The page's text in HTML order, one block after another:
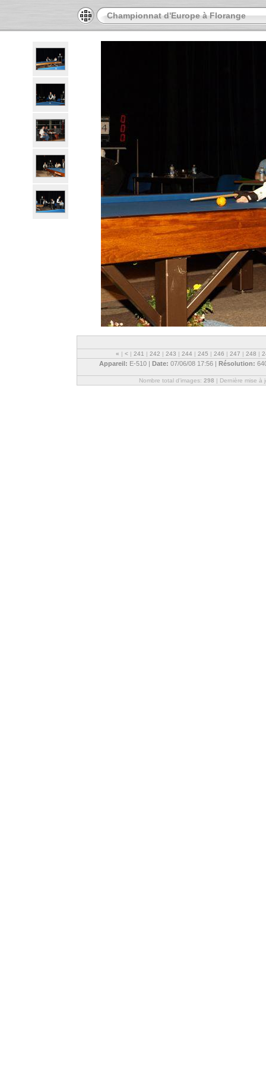
Championnat d'Europe à Florange
« | < | 241 | 242 | 243 | 244 | 245 | 246 | 247 | 248 |
Appareil: E-510 | Date: 07/06/08 17:56 | Résolution:
Nombre total d'images: 298 | Dernière mise à